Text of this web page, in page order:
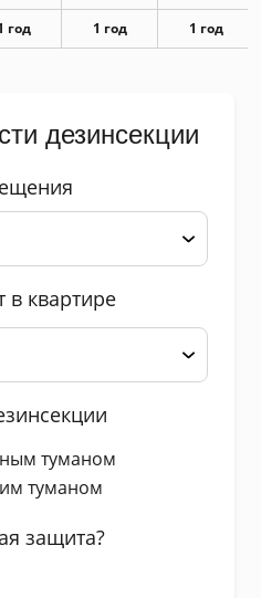
год 1 год 1 год
дезинсекции
в квартире
туманом
туманом
защита?